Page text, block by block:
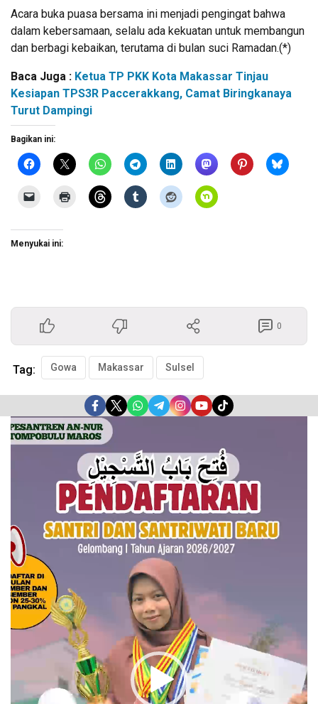
Acara buka puasa bersama ini menjadi pengingat bahwa
dalam kebersamaan, selalu ada kekuatan untuk membangun
dan berbagi kebaikan, terutama di bulan suci Ramadan.(*)
Baca Juga : Ketua TP PKK Kota Makassar Tinjau
Kesiapan TPS3R Paccerakkang, Camat Biringkanaya
Turut Dampingi
Bagikan ini:
Menyukai ini:
0
Tag: Gowa Makassar Sulsel
Pemutar
Video